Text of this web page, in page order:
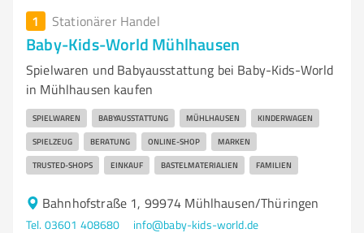
1 Stationärer Handel
Baby-Kids-World Mühlhausen
Spielwaren und Babyausstattung bei Baby-Kids-World
in Mühlhausen kaufen
SPIELWAREN BABYAUSSTATTUNG MÜHLHAUSEN KINDERWAGEN
SPIELZEUG BERATUNG ONLINE-SHOP MARKEN
TRUSTED-SHOPS EINKAUF BASTELMATERIALIEN FAMILIEN
Bahnhofstraße 1, 99974 Mühlhausen/Thüringen
Tel. 03601 408680
info@baby-kids-world.de